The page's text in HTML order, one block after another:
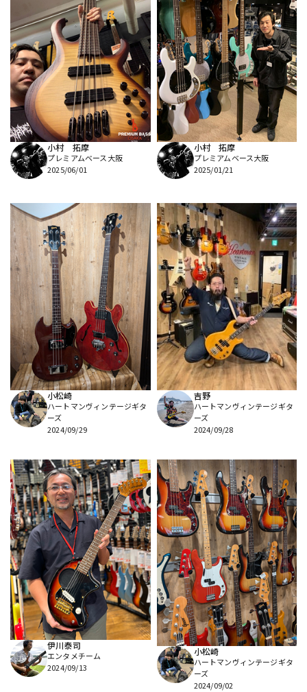
DJ機器 DTM
DTM オンライン納品 レコーディング機器
配信/ライブ機器 楽器アクセサリ
中古 ヴィンテージ
小村 拓摩
プレミアムベース大阪
2025/06/01
小村 拓摩
プレミアムベース大阪
2025/01/21
小松崎
ハートマンヴィンテージギタ
ーズ
2024/09/29
吉野
ハートマンヴィンテージギタ
ーズ
2024/09/28
伊川泰司
エンタメチーム
2024/09/13
小松崎
ハートマンヴィンテージギタ
ーズ
2024/09/02